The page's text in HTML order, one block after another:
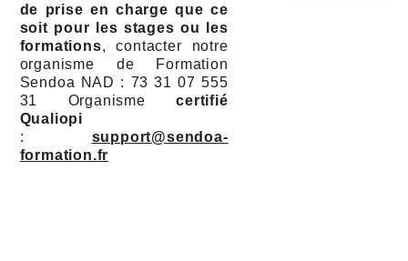
de prise en charge que ce
soit pour les stages ou les
formations, contacter notre
organisme de Formation
Sendoa NAD : 73 31 07 555
31 Organismecertifié
Qualiopi
: support@sendoa-
formation.fr